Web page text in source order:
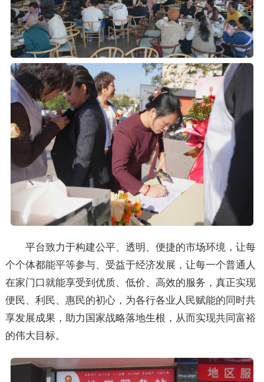
平台致力于构建公平、透明、便捷的市场环境，让每
个个体都能平等参与、受益于经济发展，让每一个普通人
在家门口就能享受到优质、低价、高效的服务，真正实现
便民、利民、惠民的初心，为各行各业人民赋能的同时共
享发展成果，助力国家战略落地生根，从而实现共同富裕
的伟大目标。